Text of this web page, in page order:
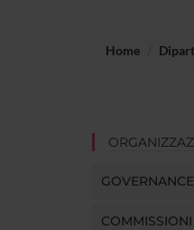
Home
GOVERNANCE
COMMISSIONI